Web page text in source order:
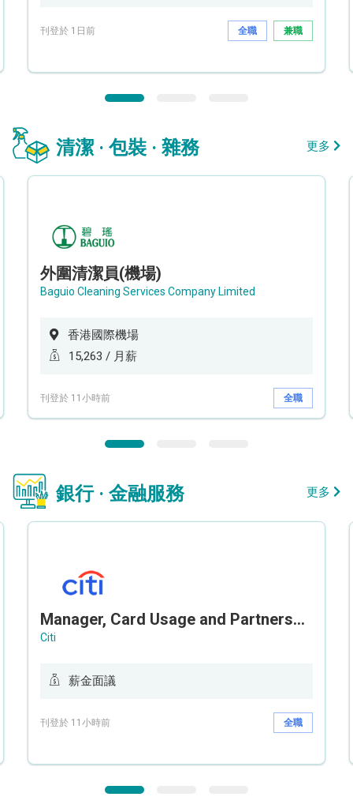
刊登於 1日前 全職 兼職
清潔 · 包裝 · 雜務 更多
外圍清潔員(機場)
Baguio Cleaning Services Company Limited
香港國際機場
15,263 / 月薪
刊登於 11小時前 全職
銀行 · 金融服務 更多
Manager, Card Usage and Partnership
Citi
薪金面議
刊登於 11小時前 全職